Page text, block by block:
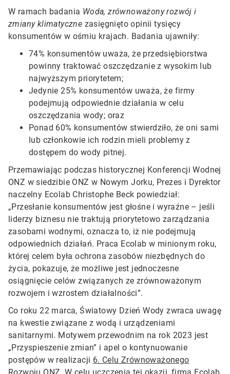
W ramach badania Woda, zrównoważony rozwój i
zmiany klimatyczne zasięgnięto opinii tysięcy
konsumentów w ośmiu krajach. Badania ujawniły:
74% konsumentów uważa, że przedsiębiorstwa
powinny traktować oszczędzanie z wysokim lub
najwyższym priorytetem;
Jedynie 25% konsumentów uważa, że firmy
podejmują odpowiednie działania w celu
oszczędzania wody; oraz
Ponad 60% konsumentów stwierdziło, że oni sami
lub członkowie ich rodzin mieli problemy z
dostępem do wody pitnej.
Przemawiając podczas historycznej Konferencji Wodnej
ONZ w siedzibie ONZ w Nowym Jorku, Prezes i Dyrektor
naczelny Ecolab Christophe Beck powiedział:
„Przesłanie konsumentów jest głośne i wyraźne – jeśli
liderzy biznesu nie traktują priorytetowo zarządzania
zasobami wodnymi, oznacza to, iż nie podejmują
odpowiednich działań. Praca Ecolab w minionym roku,
której celem była ochrona zasobów niezbędnych do
życia, pokazuje, że możliwe jest jednoczesne
osiągnięcie celów związanych ze zrównoważonym
rozwojem i wzrostem działalności”.
Co roku 22 marca, Światowy Dzień Wody zwraca uwagę
na kwestie związane z wodą i urządzeniami
sanitarnymi. Motywem przewodnim na rok 2023 jest
„Przyspieszenie zmian” i apel o kontynuowanie
postępów w realizacji 6. Celu Zrównoważonego